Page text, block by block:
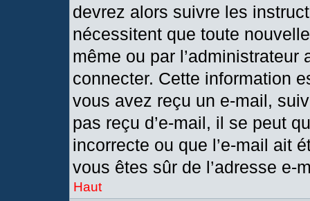
devrez alors suivre les
nécessitent que toute
même ou par
connecter. Cette information
vous avez reçu un e-mail,
pas reçu d’e-mail, il se peut
incorrecte ou que l’e-mail ait
vous êtes sûr de l’adresse e-
Haut